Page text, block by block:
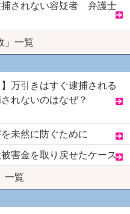
捕されない容疑者 弁護士
」一覧
】万引きはすぐ逮捕される
れないのはなぜ？
未然に防ぐために
害金を取り戻せたケース
一覧